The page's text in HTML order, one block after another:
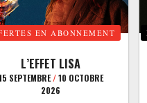
EN ABONNEMENT
L’EFFET LISA
SEPTEMBRE/10 OCTOBRE
2026